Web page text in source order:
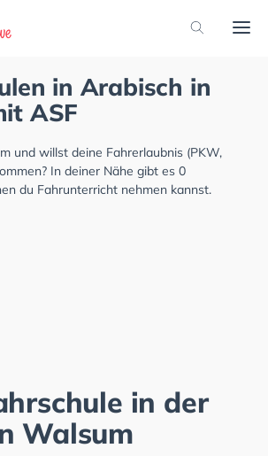
in Arabisch in
ASF
und willst deine Fahrerlaubnis (PKW,
In deiner Nähe gibt es 0
du Fahrunterricht nehmen kannst.
in der
Walsum